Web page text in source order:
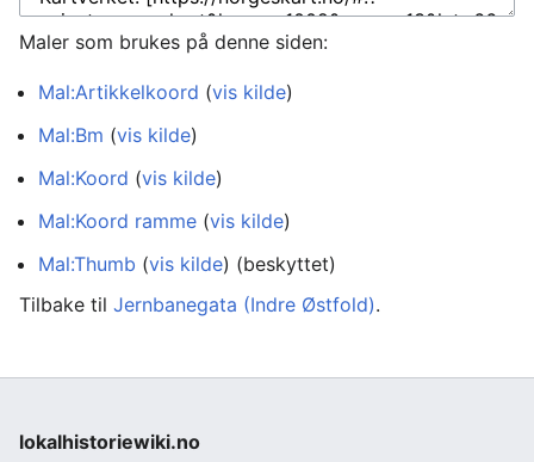
Maler som brukes på denne siden:
Mal:Artikkelkoord (vis kilde)
Mal:Bm (vis kilde)
Mal:Koord (vis kilde)
Mal:Koord ramme (vis kilde)
Mal:Thumb (vis kilde) (beskyttet)
Tilbake til Jernbanegata (Indre Østfold).
lokalhistoriewiki.no